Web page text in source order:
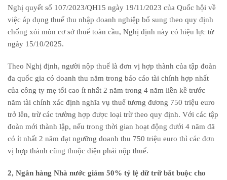
Nghị quyết số 107/2023/QH15 ngày 19/11/2023 của Quốc hội về
việc áp dụng thuế thu nhập doanh nghiệp bổ sung theo quy định
chống xói mòn cơ sở thuế toàn cầu, Nghị định này có hiệu lực từ
ngày 15/10/2025.
Theo Nghị định, người nộp thuế là đơn vị hợp thành của tập đoàn
đa quốc gia có doanh thu năm trong báo cáo tài chính hợp nhất
của công ty mẹ tối cao ít nhất 2 năm trong 4 năm liền kề trước
năm tài chính xác định nghĩa vụ thuế tương đương 750 triệu euro
trở lên, trừ các trường hợp được loại trừ theo quy định. Với các tập
đoàn mới thành lập, nếu trong thời gian hoạt động dưới 4 năm đã
có ít nhất 2 năm đạt ngưỡng doanh thu 750 triệu euro thì các đơn
vị hợp thành cũng thuộc diện phải nộp thuế.
2, Ngân hàng Nhà nước giảm 50% tỷ lệ dữ trữ bắt buộc cho